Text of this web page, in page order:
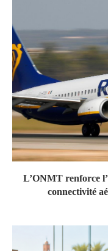
L’ONMT renforce
connectivité